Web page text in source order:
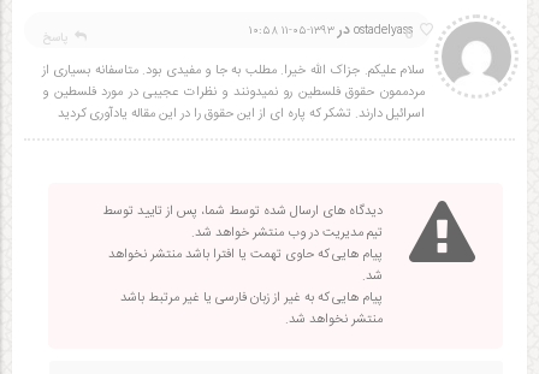
6
ostadelyass در۱۳۹۳-۰۵-۱۱ ۱۰:۵۸
سلام علیکم. جزاک الله خیرا. مطلب به جا و مفیدی بود. متاسفانه بسیاری از
مردممون حقوق فلسطین رو نمیدونند و نظرات عجیبی در مورد فلسطین و
اسرائیل دارند. تشکر که پاره ای از این حقوق را در این مقاله یادآوری کردید
پاسخ
دیدگاه های ارسال شده توسط شما، پس از تایید توسط
تیم مدیریت در وب منتشر خواهد شد.
پیام هایی که حاوی تهمت یا افترا باشد منتشر نخواهد
شد.
پیام هایی که به غیر از زبان فارسی یا غیر مرتبط باشد
منتشر نخواهد شد.